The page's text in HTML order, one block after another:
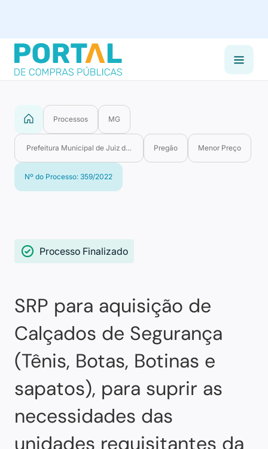
Processos MG
Prefeitura Municipal de Juiz de Fora Pregão Menor Preço
Nº do Processo: 359/2022
Processo Finalizado
SRP para aquisição de
Calçados de Segurança
(Tênis, Botas, Botinas e
sapatos), para suprir as
necessidades das
unidades requisitantes da